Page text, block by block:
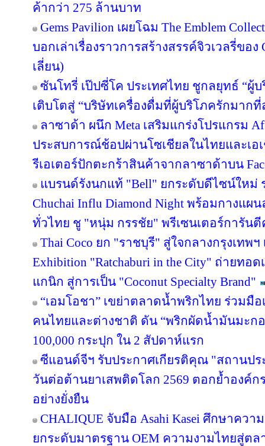
ค้ากว่า 275 ล้านบาท
Gems Pavilion เผยโฉม The Emblem
บอกเล่าเรื่องราวการสร้างสรรค์จิวเวลรี่ของ
เลี่ยน)
ซันโทรี่ เป๊ปซี่โค ประเทศไทย ชูกลยุทธ์ “ผู้
เติบโตสู่ “บริษัทเครื่องดื่มที่ผู้บริโภครักมากที่
ลาซาด้า ผนึก Meta เสริมแกร่งโปรแกรม
ประสบการณ์ช้อปผ่านโซเชียลในไทยและเอ
รีเอเตอร์ปักตะกร้าสินค้าจากลาซาด้าบน
แบรนด์รังนกแท้ "Bell" ยกระดับดีไซน์ใหม่
Chuchai Influ Diamond Night พร้อมกางแ
ทั่วไทย ชู "หนุ่ม กรรชัย" พรีเซนเตอร์การัน
Thai Coco ยก "ราชบุรี" สู่ใจกลางกรุงเทพฯ
Exhibition "Ratchaburi in the City" ถ่ายทอ
แกนิก สู่การเป็น "Coconut Specialty Brand"
“เอมโอชา” เขย่าตลาดน้ำพริกไทย ร่วมมื
คนไทยและต่างชาติ ดัน “พริกผัดน้ำมันมะก
100,000 กระปุก ใน 2 สัปดาห์แรก
ซีแอนด์จีฯ รับประกาศเกียรติคุณ "สถานป
วันต่อต้านยาเสพติดโลก 2569 ตอกย้ำองค์
อย่างยั่งยืน
CHALIQUE จับมือ Asahi Kasei ศึกษาคว
ยกระดับมาตรฐาน OEM ความงามไทยสู่ตล